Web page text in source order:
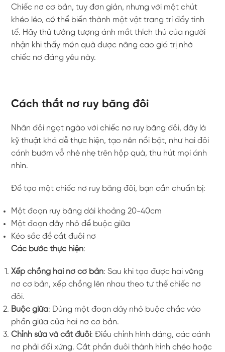
Chiếc nơ cơ bản, tuy đơn giản, nhưng với một chút
khéo léo, có thể biến thành một vật trang trí đầy tinh
tế. Hãy thử tưởng tượng ánh mắt thích thú của người
nhận khi thấy món quà được nâng cao giá trị nhờ
chiếc nơ đáng yêu này.
Cách thắt nơ ruy băng đôi
Nhân đôi ngọt ngào với chiếc nơ ruy băng đôi, đây là
kỹ thuật khá dễ thực hiện, tạo nên nổi bật, như hai đôi
cánh bướm vỗ nhè nhẹ trên hộp quà, thu hút mọi ánh
nhìn.
Để tạo một chiếc nơ ruy băng đôi, bạn cần chuẩn bị:
Một đoạn ruy băng dài khoảng 20-40cm
Một đoạn dây nhỏ để buộc giữa
Kéo sắc để cắt đuôi nơ
Các bước thực hiện:
Xếp chồng hai nơ cơ bản: Sau khi tạo được hai vòng
nơ cơ bản, xếp chồng lên nhau theo tư thế chiếc nơ
đôi.
Buộc giữa: Dùng một đoạn dây nhỏ buộc chắc vào
phần giữa của hai nơ cơ bản.
Chỉnh sửa và cắt đuôi: Điều chỉnh hình dáng, các cánh
nơ phải đối xứng. Cắt phần đuôi thành hình chéo hoặc